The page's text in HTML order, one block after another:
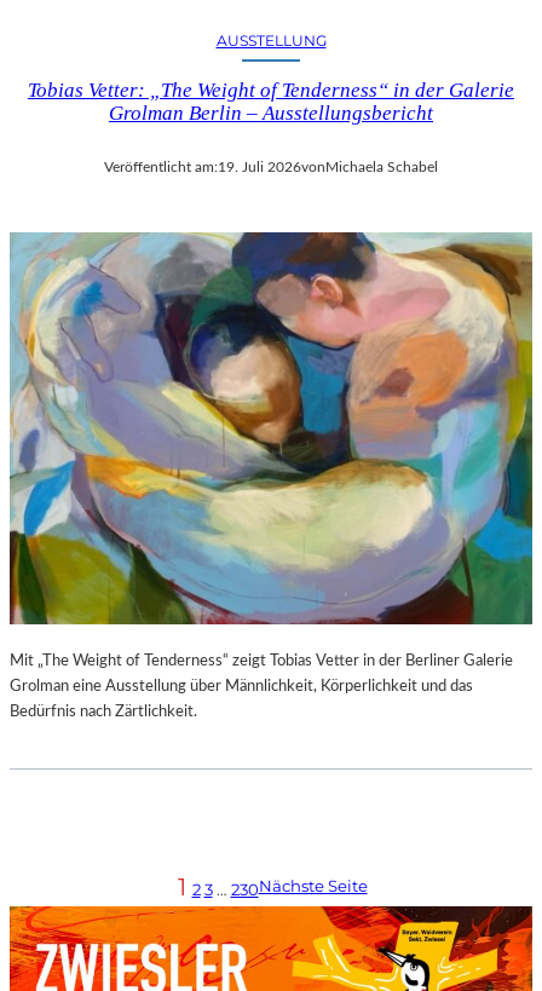
AUSSTELLUNG
Tobias Vetter: „The Weight of Tenderness“ in der Galerie
Grolman Berlin – Ausstellungsbericht
Veröffentlicht am:19. Juli 2026vonMichaela Schabel
Mit „The Weight of Tenderness“ zeigt Tobias Vetter in der Berliner Galerie
Grolman eine Ausstellung über Männlichkeit, Körperlichkeit und das
Bedürfnis nach Zärtlichkeit.
1 2 3 … 230Nächste Seite